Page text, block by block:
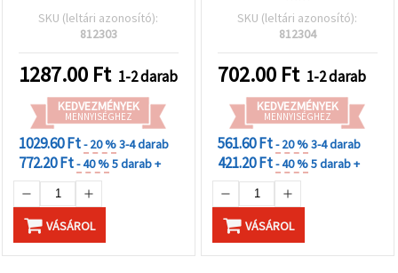
SKU (leltári azonosító):
812303
1287.00 Ft 1-2 darab
KEDVEZMÉNYEK
MENNYISÉGHEZ
1029.60 Ft- 20 %3-4 darab
772.20 Ft- 40 %5 darab +
VÁSÁROL
SKU (leltári azonosító):
812304
702.00 Ft 1-2 darab
KEDVEZMÉNYEK
MENNYISÉGHEZ
561.60 Ft- 20 %3-4 darab
421.20 Ft- 40 %5 darab +
VÁSÁROL